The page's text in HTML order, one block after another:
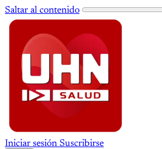
Saltar al contenido
Iniciar sesión Suscribirse